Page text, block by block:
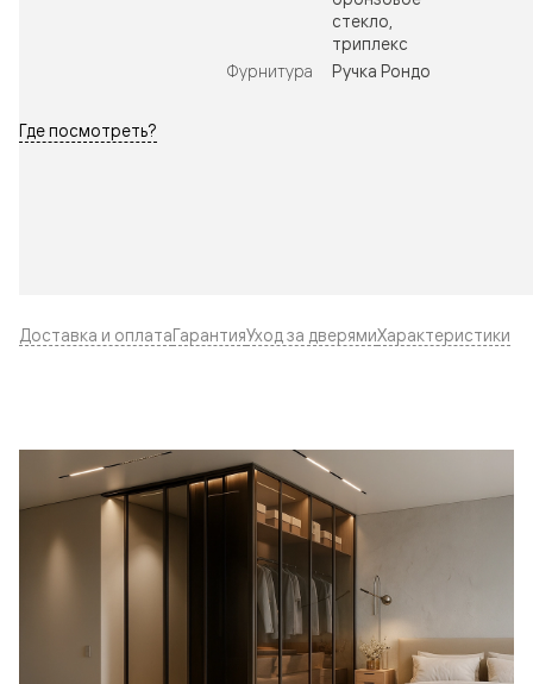
стекло,
триплекс
Фурнитура
Ручка Рондо
Где посмотреть?
Доставка и оплатаГарантияУход за дверямиХарактеристики